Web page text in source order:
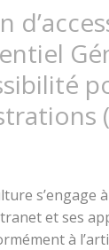
s’engage
et ses
à